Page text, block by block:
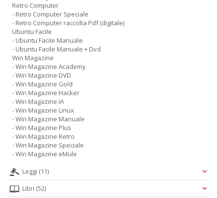
Retro Computer
- Retro Computer Speciale
- Retro Computer raccolta Pdf (digitale)
Ubuntu Facile
- Ubuntu Facile Manuale
- Ubuntu Facile Manuale + Dvd
Win Magazine
- Win Magazine Academy
- Win Magazine DVD
- Win Magazine Gold
- Win Magazine Hacker
- Win Magazine IA
- Win Magazine Linux
- Win Magazine Manuale
- Win Magazine Plus
- Win Magazine Retro
- Win Magazine Speciale
- Win Magazine eMule
Leggi (11)
Libri (52)